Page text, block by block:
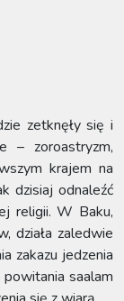
zetknęły się i
– zoroastryzm,
krajem na
dzisiaj odnaleźć
religii. W Baku,
działa zaledwie
zakazu jedzenia
saalam